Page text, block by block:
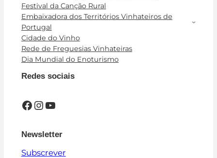
Festival da Canção Rural
Embaixadora dos Territórios Vinhateiros de
Portugal
Cidade do Vinho
Rede de Freguesias Vinhateiras
Dia Mundial do Enoturismo
Redes sociais
Facebook InstagramYouTube
Newsletter
Subscrever